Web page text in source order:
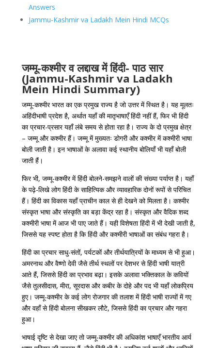
Answers
Jammu-Kashmir va Ladakh Mein Hindi MCQs
जम्मू-कश्मीर व लद्दाख में हिंदी- पाठ सार
(Jammu-Kashmir va Ladakh
Mein Hindi Summary)
जम्मू-कश्मीर भारत का एक प्रमुख राज्य है जो उत्तर में स्थित है। यह मूलतः
अहिंदीभाषी प्रदेश है, अर्थात यहाँ की मातृभाषाएँ हिंदी नहीं हैं, फिर भी हिंदी
का प्रचार-प्रसार यहाँ लंबे समय से होता रहा है। राज्य के दो प्रमुख क्षेत्र
– जम्मू और कश्मीर हैं। जम्मू में मुख्यतः डोगरी और कश्मीर में कश्मीरी भाषा
बोली जाती है। इन भाषाओं के अलावा कई स्थानीय बोलियाँ भी यहाँ बोली
जाती हैं।
फिर भी, जम्मू-कश्मीर में हिंदी बोलने-समझने वालों की संख्या पर्याप्त है। यहाँ
के पढ़े-लिखे लोग हिंदी के साहित्यिक और व्यावहारिक दोनों रूपों से परिचित
हैं। हिंदी का विकास यहाँ प्राचीन काल से ही देखने को मिलता है। कश्मीर
संस्कृत भाषा और संस्कृति का बड़ा केंद्र रहा है। संस्कृत और वैदिक शब्द
कश्मीरी भाषा में आज भी पाए जाते हैं। यही विशेषता हिंदी में भी देखी जाती है,
जिससे यह स्पष्ट होता है कि हिंदी और कश्मीरी भाषाओं का संबंध गहरा है।
हिंदी का प्रचार साधु-संतों, पर्यटकों और तीर्थयात्रियों के माध्यम से भी हुआ।
अमरनाथ और वैष्णो देवी जैसे तीर्थ स्थलों पर देशभर से हिंदी भाषी यात्री
आते हैं, जिससे हिंदी का प्रभाव बढ़ा। इसके अलावा भक्तिकाल के कवियों
जैसे तुलसीदास, मीरा, सूरदास और कबीर के दोहे और पद भी यहाँ लोकप्रिय
हुए। जम्मू-कश्मीर के कई लोग रोजगार की तलाश में हिंदी भाषी राज्यों में गए
और वहाँ से हिंदी बोलना सीखकर लौटे, जिससे हिंदी का प्रचार और गहरा
हुआ।
भाषाई दृष्टि से देखा जाए तो जम्मू-कश्मीर की अधिकांश भाषाएँ भारतीय आर्य